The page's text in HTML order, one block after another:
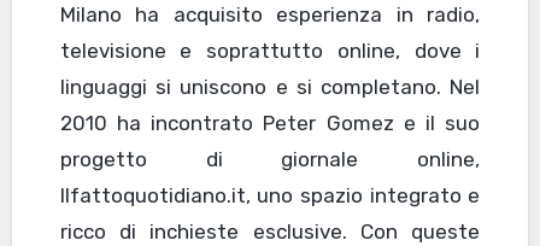
Milano ha acquisito esperienza in radio,
televisione e soprattutto online, dove i
linguaggi si uniscono e si completano. Nel
2010 ha incontrato Peter Gomez e il suo
progetto di giornale online,
Ilfattoquotidiano.it, uno spazio integrato e
ricco di inchieste esclusive. Con queste